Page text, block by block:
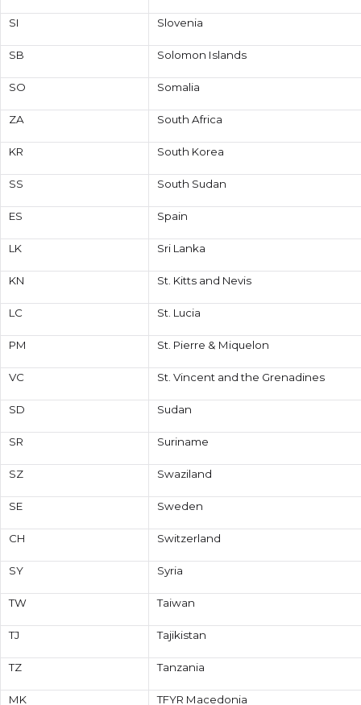
SI Slovenia
SB Solomon Islands
SO Somalia
ZA South Africa
KR South Korea
SS South Sudan
ES Spain
LK Sri Lanka
KN St. Kitts and Nevis
LC St. Lucia
PM St. Pierre & Miquelon
VC St. Vincent and the Grenadines
SD Sudan
SR Suriname
SZ Swaziland
SE Sweden
CH Switzerland
SY Syria
TW Taiwan
TJ Tajikistan
TZ Tanzania
MK TFYR Macedonia